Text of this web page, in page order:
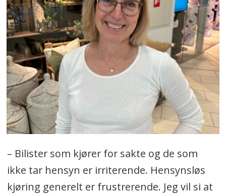
– Bilister som kjører for sakte og de som
ikke tar hensyn er irriterende. Hensynsløs
kjøring generelt er frustrerende. Jeg vil si at